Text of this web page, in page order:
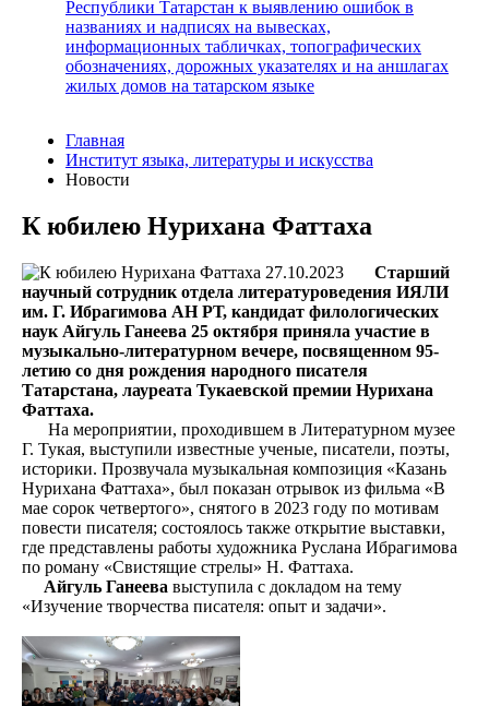
Республики Татарстан к выявлению ошибок в
названиях и надписях на вывесках,
информационных табличках, топографических
обозначениях, дорожных указателях и на аншлагах
жилых домов на татарском языке
Главная
Институт языка, литературы и искусства
Новости
К юбилею Нурихана Фаттаха
27.10.2023
Старший
научный сотрудник отдела литературоведения ИЯЛИ
им. Г. Ибрагимова АН РТ, кандидат филологических
наук Айгуль Ганеева 25 октября приняла участие в
музыкально-литературном вечере, посвященном 95-
летию со дня рождения народного писателя
Татарстана, лауреата Тукаевской премии Нурихана
Фаттаха.
На мероприятии, проходившем в Литературном музее
Г. Тукая, выступили известные ученые, писатели, поэты,
историки. Прозвучала музыкальная композиция «Казань
Нурихана Фаттаха», был показан отрывок из фильма «В
мае сорок четвертого», снятого в 2023 году по мотивам
повести писателя; состоялось также открытие выставки,
где представлены работы художника Руслана Ибрагимова
по роману «Свистящие стрелы» Н. Фаттаха.
Айгуль Ганеева выступила с докладом на тему
«Изучение творчества писателя: опыт и задачи».